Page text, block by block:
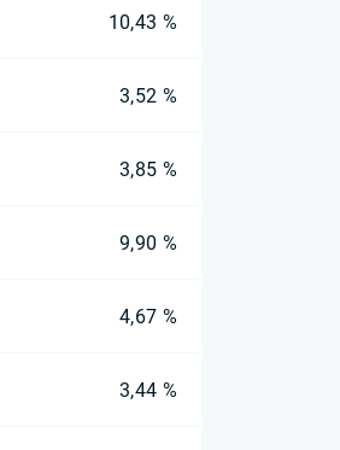
10,43 %
3,52 %
3,85 %
9,90 %
4,67 %
3,44 %